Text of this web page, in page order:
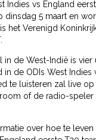
Indies vs England
dinsdag 5 maart en
het Verenigd
in de West-Indië is
in de ODIs West Indies
te luisteren zal live
of de radio-speler
over hoe te leven